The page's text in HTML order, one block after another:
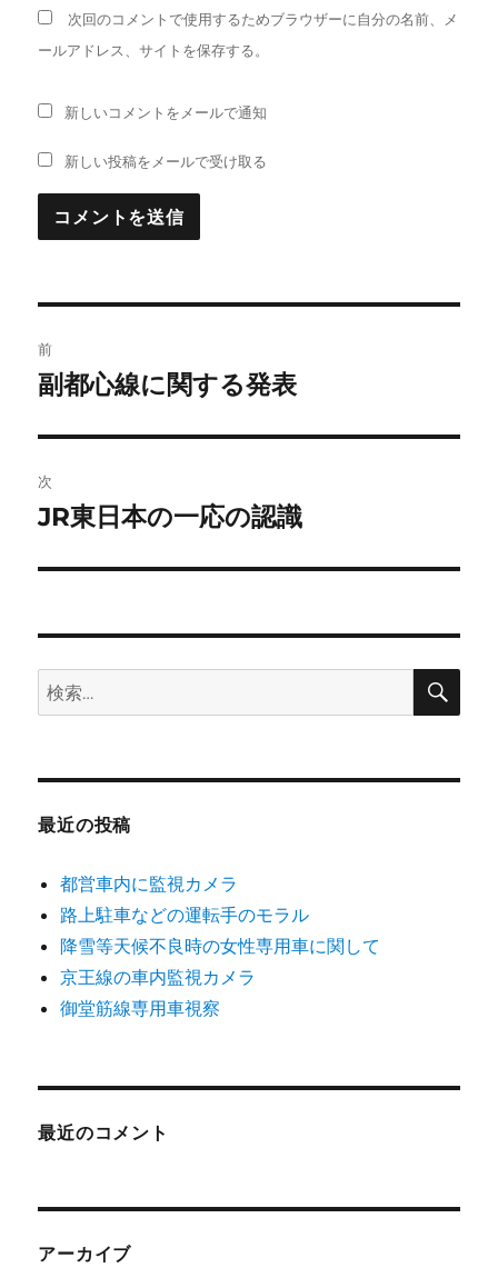
次回のコメントで使用するためブラウザーに自分の名前、メ
ールアドレス、サイトを保存する。
新しいコメントをメールで通知
新しい投稿をメールで受け取る
稿
ビ
ゲ
ー
ン
前
前
投
稿:
副都心線に関する発表
次
次
投
JR東日本の一応の認識
検
索:
検
最近の投稿
都営車内に監視カメラ
路上駐車などの運転手のモラル
降雪等天候不良時の女性専用車に関して
京王線の車内監視カメラ
御堂筋線専用車視察
最近のコメント
アーカイブ